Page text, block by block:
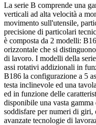
La serie B comprende una
verticali ad alta velocità a
movimento sull'utensile,
precisione di particolari
è composta da 2 modelli:
orizzontale che si
di lavoro. I modelli della
assi rotativi addizionali in
B186 la configurazione a 5
testa inclinevole ed una
ed in funzione delle
disponibile una vasta
soddisfare per numeri di giri,
avanzate tecnologie di